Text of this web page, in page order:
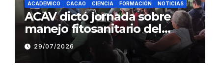
ACADEMICO CACAO CIENCIA FORMACIÓN NOTICIAS
ACAV dictó jornada sobre
manejo fitosanitario del
cacao a productores del
estado Barinas
29/07/2026